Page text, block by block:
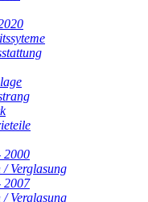
2000
/ Verglasung
2007
/ Verglasung